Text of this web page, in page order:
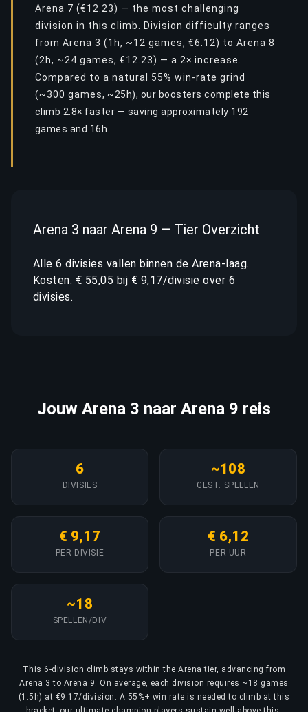
Arena 7 (€12.23) — the most challenging
division in this climb. Division difficulty ranges
from Arena 3 (1h, ~12 games, €6.12) to Arena 8
(2h, ~24 games, €12.23) — a 2× increase.
Compared to a natural 55% win-rate grind
(~300 games, ~25h), our boosters complete this
climb 2.8× faster — saving approximately 192
games and 16h.
Arena 3 naar Arena 9 — Tier Overzicht
Alle 6 divisies vallen binnen de Arena-laag.
Kosten: € 55,05 bij € 9,17/divisie over 6
divisies.
Jouw Arena 3 naar Arena 9 reis
6
DIVISIES
~108
GEST. SPELLEN
€ 9,17
PER DIVISIE
€ 6,12
PER UUR
~18
SPELLEN/DIV
This 6-division climb stays within the Arena tier, advancing from
Arena 3 to Arena 9. On average, each division requires ~18 games
(1.5h) at €9.17/division. A 55%+ win rate is needed to climb at this